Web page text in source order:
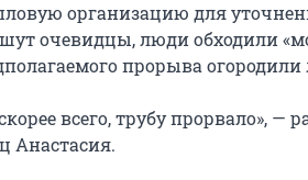
организацию для
очевидцы, люди обходили
прорыва
всего, трубу прорвало», —
Анастасия.